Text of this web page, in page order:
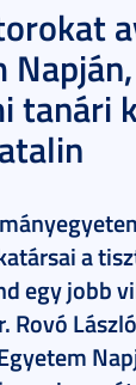
tanári
a
egy jobb
Rovó